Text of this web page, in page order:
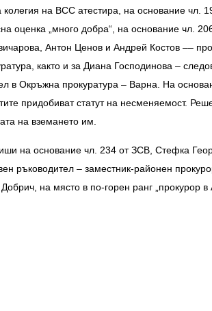
колегия на ВСС атестира, на основание чл.
оценка „много добра“, на основание чл.
Антон Ценов и Андрей Костов ––
както и за Диана Господинова –
в Окръжна прокуратура – Варна. На
придобиват статут на несменяемост.
на вземането им.
на основание чл. 234 от ЗСВ, Стефка
ръководител – заместник-районен
на място в по-горен ранг „прокурор в